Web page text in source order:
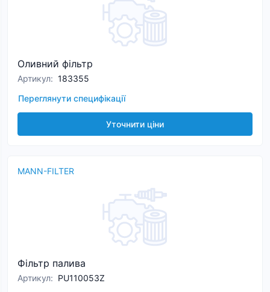
Оливний фільтр
Артикул: 183355
Переглянути специфікації
Уточнити ціни
MANN-FILTER
Фільтр палива
Артикул: PU110053Z